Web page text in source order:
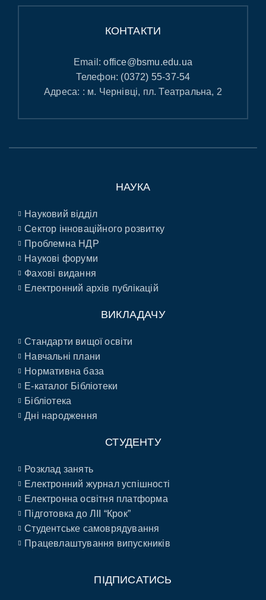
КОНТАКТИ
Email:office@bsmu.edu.ua
Телефон: (0372) 55-37-54
Адреса: : м. Чернівці, пл. Театральна, 2
НАУКА
Науковий відділ
Сектор інноваційного розвитку
Проблемна НДР
Наукові форуми
Фахові видання
Електронний архів публікацій
ВИКЛАДАЧУ
Стандарти вищої освіти
Навчальні плани
Нормативна база
E-каталог Бібліотеки
Бібліотека
Дні народження
СТУДЕНТУ
Розклад занять
Електронний журнал успішності
Електронна освітня платформа
Підготовка до ЛІІ “Крок”
Студентське самоврядування
Працевлаштування випускників
ПІДПИСАТИСЬ